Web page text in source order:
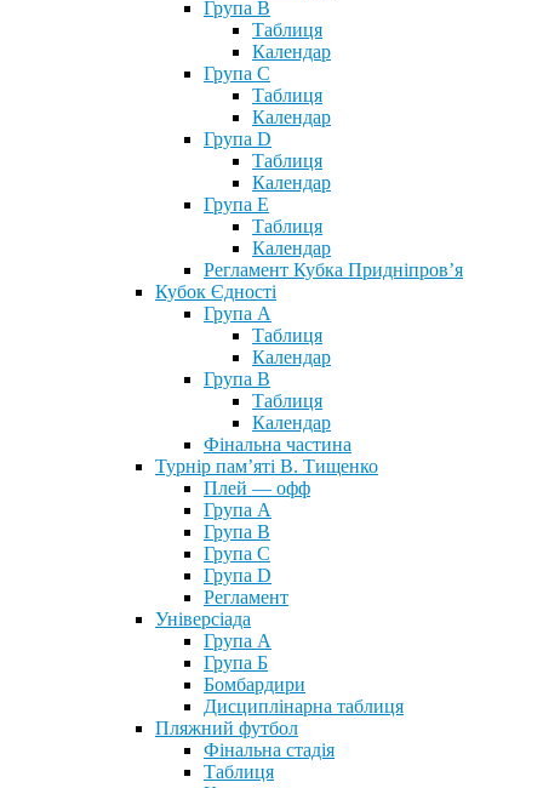
Група В
Таблиця
Календар
Група С
Таблиця
Календар
Група D
Таблиця
Календар
Група Е
Таблиця
Календар
Регламент Кубка Придніпров’я
Кубок Єдності
Група А
Таблиця
Календар
Група В
Таблиця
Календар
Фінальна частина
Турнір пам’яті В. Тищенко
Плей — офф
Група А
Група B
Група С
Група D
Регламент
Універсіада
Група А
Група Б
Бомбардири
Дисциплінарна таблиця
Пляжний футбол
Фінальна стадія
Таблиця